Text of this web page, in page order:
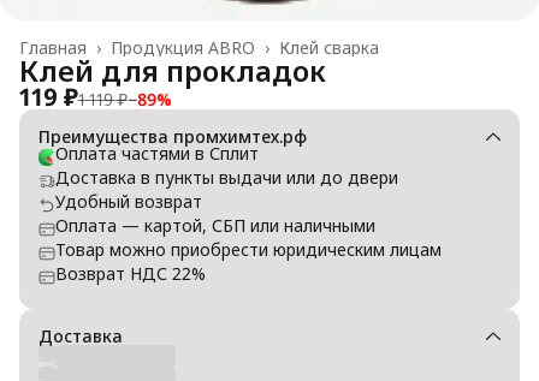
Клей сварка
Продукция ABRO ›
Главная ›
Клей для прокладок
119 ₽1 119 ₽−89%
Преимущества промхимтех.рф
Оплата частями в Сплит
Доставка в пункты выдачи или до двери
Удобный возврат
Оплата — картой, СБП или наличными
Товар можно приобрести юридическим лицам
Возврат НДС 22%
Доставка